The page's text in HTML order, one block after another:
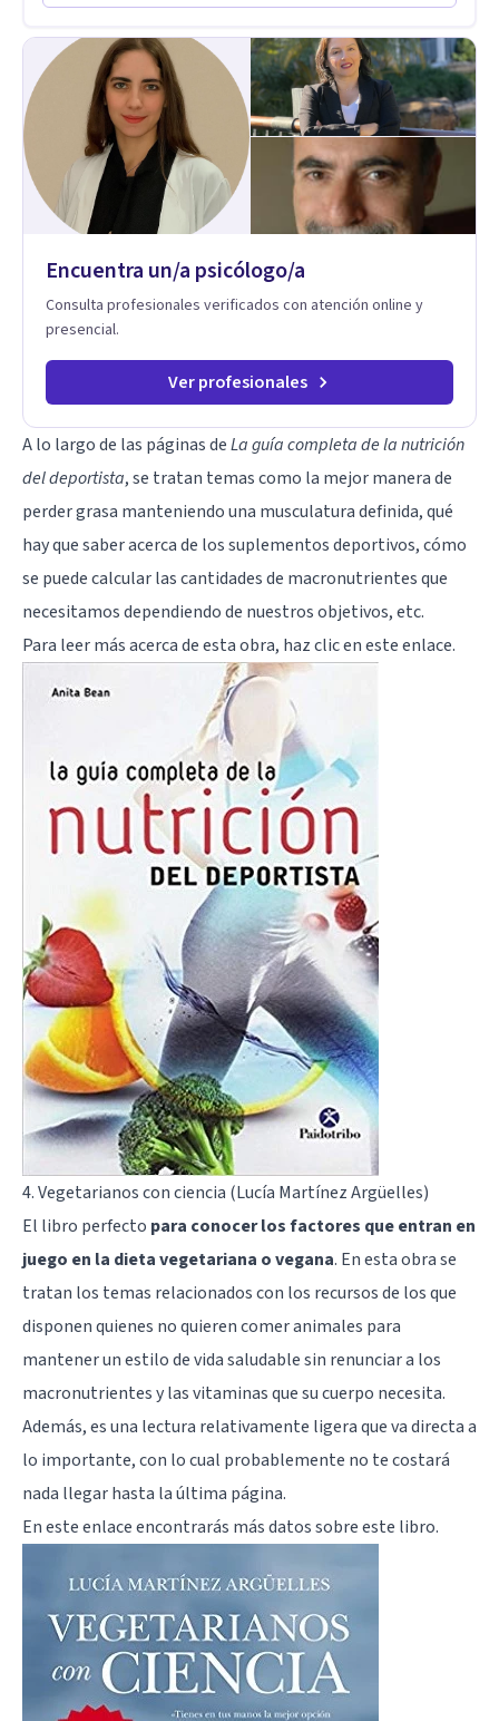
Encuentra un/a psicólogo/a
Consulta profesionales verificados con atención online y
presencial.
Ver profesionales
A lo largo de las páginas deLa guía completa de la nutrición
del deportista, se tratan temas como la mejor manera de
perder grasa manteniendo una musculatura definida, qué
hay que saber acerca de los suplementos deportivos, cómo
se puede calcular las cantidades de macronutrientes que
necesitamos dependiendo de nuestros objetivos, etc.
Para leer más acerca de esta obra, haz clic en este enlace.
4. Vegetarianos con ciencia (Lucía Martínez Argüelles)
El libro perfecto para conocer los factores que entran en
juego en la dieta vegetariana o vegana. En esta obra se
tratan los temas relacionados con los recursos de los que
disponen quienes no quieren comer animales para
mantener un estilo de vida saludable sin renunciar a los
macronutrientes y las vitaminas que su cuerpo necesita.
Además, es una lectura relativamente ligera que va directa a
lo importante, con lo cual probablemente no te costará
nada llegar hasta la última página.
Eneste enlaceencontrarás más datos sobre este libro.